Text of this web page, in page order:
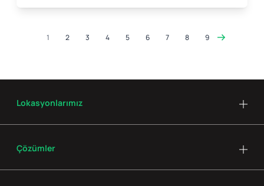
1 2 3 4 5 6 7 8 9
Lokasyonlarımız
Çözümler